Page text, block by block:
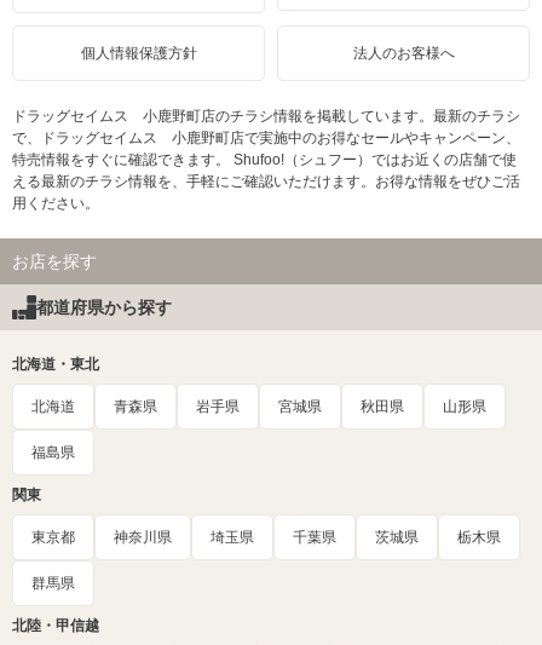
個人情報保護方針 法人のお客様へ
ドラッグセイムス 小鹿野町店のチラシ情報を掲載しています。最新のチラシ
で、ドラッグセイムス 小鹿野町店で実施中のお得なセールやキャンペーン、
特売情報をすぐに確認できます。 Shufoo!（シュフー）ではお近くの店舗で使
える最新のチラシ情報を、手軽にご確認いただけます。お得な情報をぜひご活
用ください。
お店を探す
都道府県から探す
北海道・東北
北海道 青森県 岩手県 宮城県 秋田県 山形県
福島県
関東
東京都 神奈川県 埼玉県 千葉県 茨城県 栃木県
群馬県
北陸・甲信越